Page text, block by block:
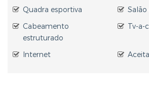
Quadra esportiva
Salão
Cabeamento
estruturado
Tv-a-
Internet